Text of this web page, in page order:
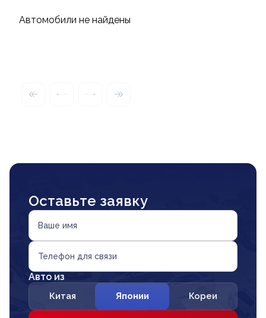
Автомобили не найдены
Оставьте заявку
Ваше имя
Телефон для связи
Авто из
Китая Японии Кореи